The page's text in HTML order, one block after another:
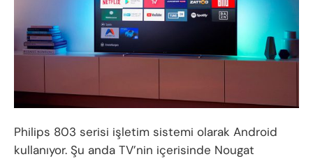
Philips 803 serisi işletim sistemi olarak Android
kullanıyor. Şu anda TV’nin içerisinde Nougat